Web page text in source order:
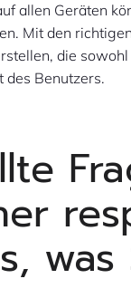
allen Geräten
Mit den
die
des Benutzers.
was